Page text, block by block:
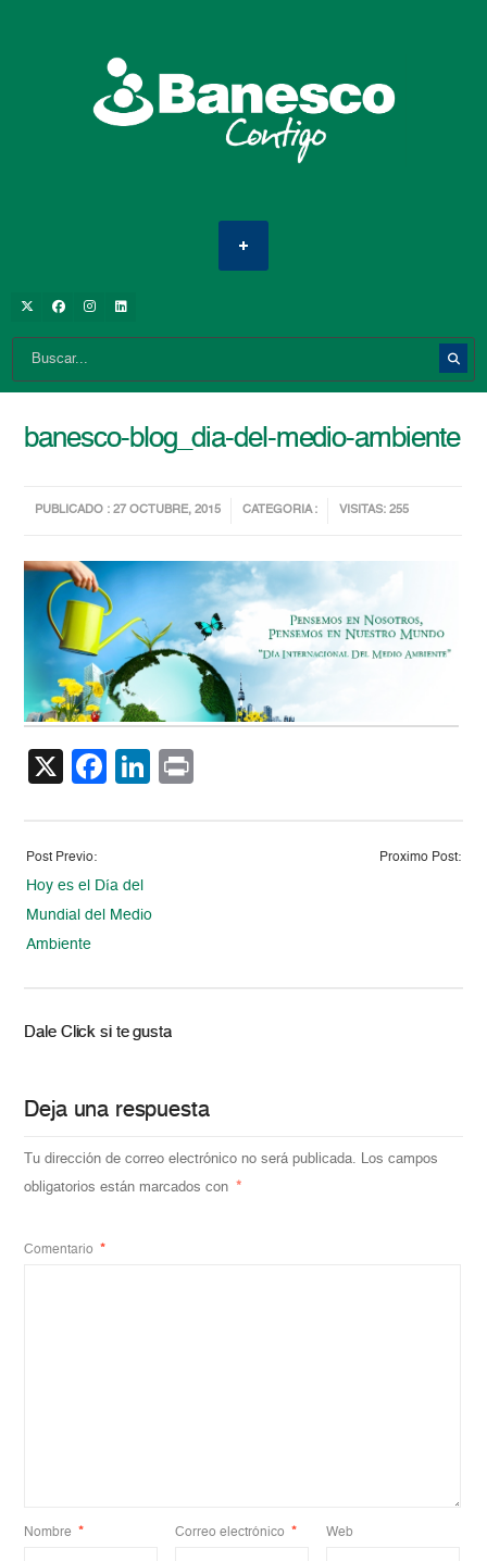
banesco-blog_dia-del-medio-ambiente
PUBLICADO : 27 OCTUBRE, 2015 CATEGORIA : VISITAS: 255
X Facebook
LinkedIn
Post Previo:
Hoy es el Día del
Mundial del Medio
Ambiente
Proximo Post:
Dale Click si te gusta
Deja una respuesta
Tu dirección de correo electrónico no será publicada. Los campos
obligatorios están marcados con
*
Comentario *
Nombre * Correo electrónico * Web